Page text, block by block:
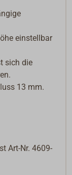
einstellbar
sich die
13 mm.
Art-Nr. 4609-